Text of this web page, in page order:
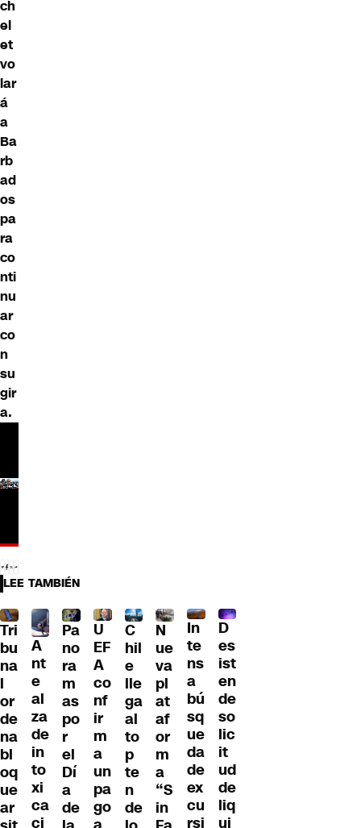
ch
el
et
vo
lar
á
a
Ba
rb
ad
os
pa
ra
co
nti
nu
ar
co
n
su
gir
a.
LEE TAMBIÉN
Tri
bu
na
l
or
de
na
bl
oq
ue
ar
A
nt
e
al
za
de
in
to
xi
ca
ci
Pa
no
ra
m
as
po
r
el
Dí
a
de
U
EF
A
co
nf
ir
m
a
un
pa
go
C
hil
e
lle
ga
al
to
p
te
n
de
N
ue
va
pl
at
af
or
m
a
“S
in
In
te
ns
a
bú
sq
ue
da
de
ex
cu
rsi
D
es
ist
en
de
so
lic
it
ud
de
liq
ui